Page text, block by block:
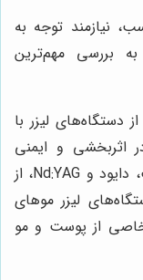
نیازمند توجه به
بررسی مهم‌ترین
دستگاه‌های لیزر با
اثربخشی و ایمنی
درمان دارد. دستگاه‌های الکساندریت، دایود و Nd:YAG، از
لیزر موهای
خاصی از پوست و مو